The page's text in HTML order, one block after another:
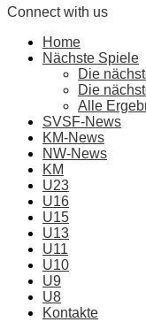
Connect with us
Home
Nächste Spiele
Die
Die
Alle
SVSF-News
KM-News
NW-News
KM
U23
U16
U15
U13
U11
U10
U9
U8
Kontakte